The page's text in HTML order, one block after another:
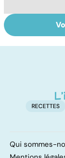
Faire du
domicile,
RECETTES
Qui sommes-